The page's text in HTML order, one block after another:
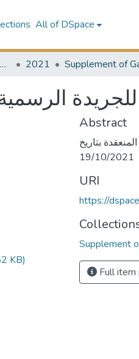
All of DSpace
Official Gazette and Supplement 2021
الرسمية العدد
KB)
Abstract
بتاريخ
19/10/2021
URI
https://
Supplement
Full item